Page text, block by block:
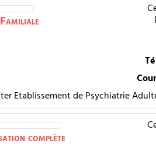
Etablissement de Psychiatrie
complète